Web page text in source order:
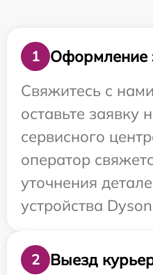
1
Оформление
Свяжитесь с
оставьте заявку
сервисного
оператор
уточнения
устройства
2
Выезд